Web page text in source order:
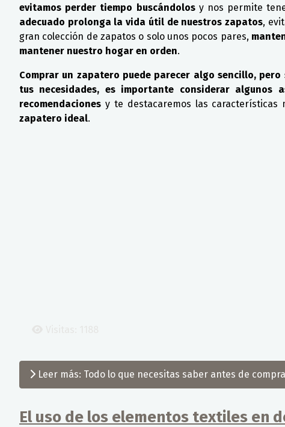
evitamos perder tiempo buscándolosy nos permite
adecuado prolonga la vida útil de nuestros zapatos,
gran colección de zapatos o solo unos pocos pares,
mantener nuestro hogar en orden.
Comprar un zapatero puede parecer algo sencillo,
tus necesidades, es importante considerar algunos
recomendaciones y te destacaremos las características
zapatero ideal.
Leer más: Todo lo que necesitas saber antes de
El uso de los elementos textiles en